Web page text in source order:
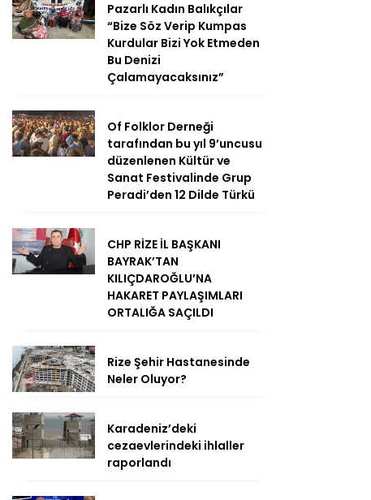
Pazarlı Kadın Balıkçılar
“Bize Söz Verip Kumpas
Kurdular Bizi Yok Etmeden
Bu Denizi
Çalamayacaksınız”
Of Folklor Derneği
tarafından bu yıl 9’uncusu
düzenlenen Kültür ve
Sanat Festivalinde Grup
Peradi’den 12 Dilde Türkü
CHP RİZE İL BAŞKANI
BAYRAK’TAN
KILIÇDAROĞLU’NA
HAKARET PAYLAŞIMLARI
ORTALIĞA SAÇILDI
Rize Şehir Hastanesinde
Neler Oluyor?
Karadeniz’deki
cezaevlerindeki ihlaller
raporlandı